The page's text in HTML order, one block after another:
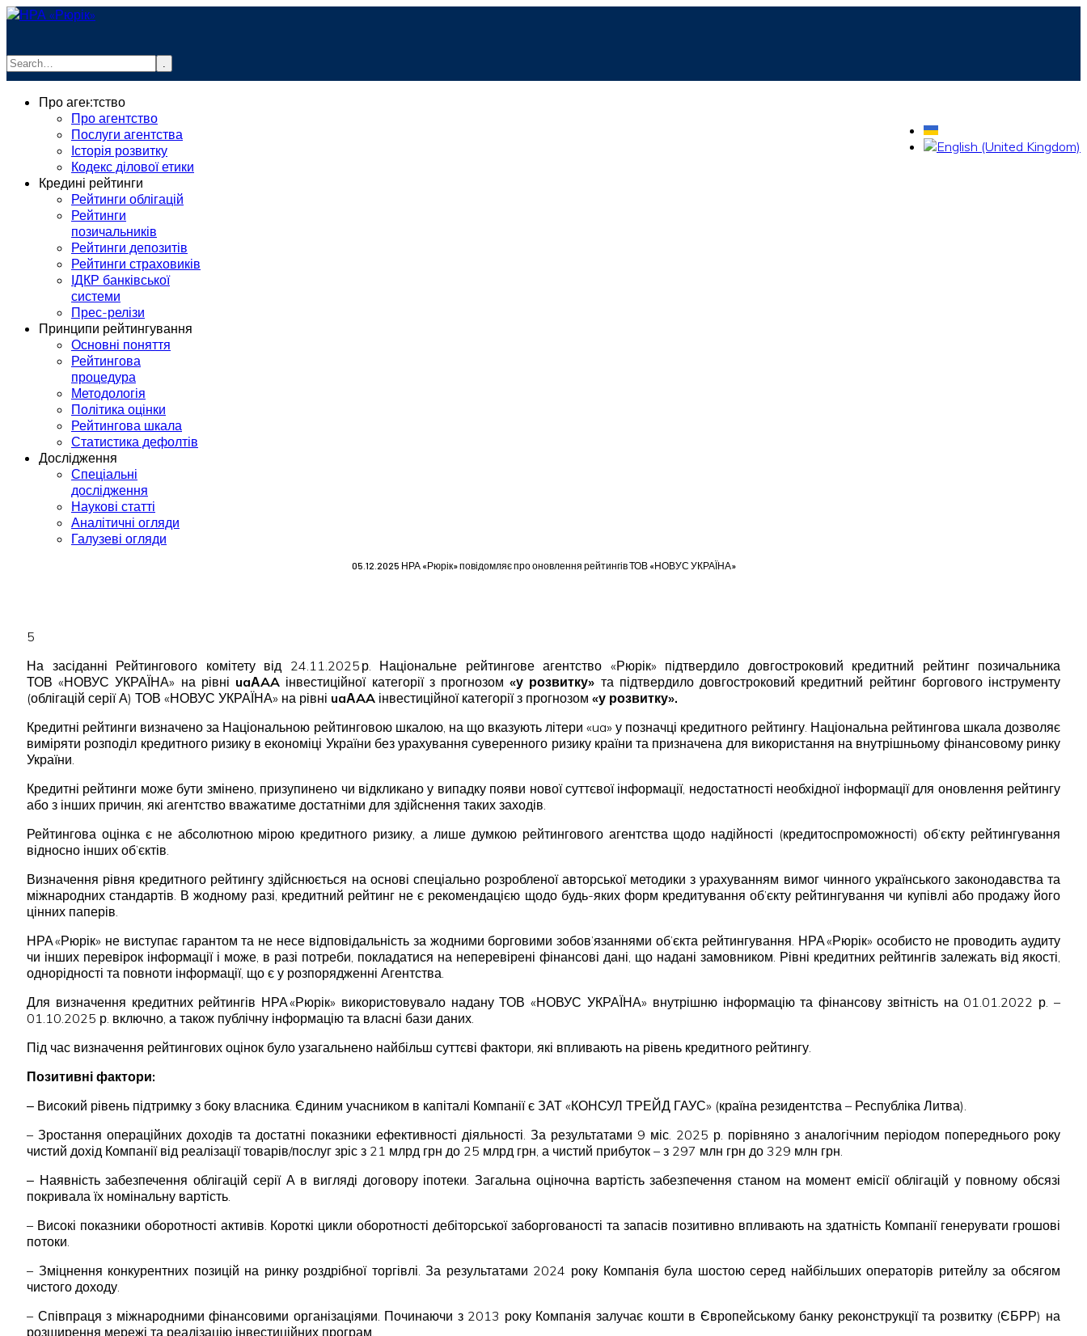
.
info@rurik.com.ua
Про агентство
Про агентство
Послуги агентства
Історія розвитку
Кодекс ділової етики
Кредині рейтинги
Рейтинги облігацій
Рейтинги
позичальників
Рейтинги депозитів
Рейтинги страховиків
ІДКР банківської
системи
Прес-релізи
Принципи рейтингування
Основні поняття
Рейтингова
процедура
Методологія
Політика оцінки
Рейтингова шкала
Статистика дефолтів
Дослідження
Спеціальні
дослідження
Наукові статті
Аналітичні огляди
Галузеві огляди
05.12.2025 НРА «Рюрік» повідомляє про оновлення рейтингів ТОВ «НОВУС УКРАЇНА»
5
На засіданні Рейтингового комітету від 24.11.2025 р. Національне рейтингове агентство «Рюрік» підтвердило довгостроковий кредитний рейтинг позичальника
ТОВ «НОВУС УКРАЇНА» на рівні uaАAA інвестиційної категорії з прогнозом«у розвитку» та підтвердило довгостроковий кредитний рейтинг боргового інструменту
(облігацій серії А) ТОВ «НОВУС УКРАЇНА» на рівні uaАAA інвестиційної категорії з прогнозом «у розвитку».
Кредитні рейтинги визначено за Національною рейтинговою шкалою, на що вказують літери «ua» у позначці кредитного рейтингу. Національна рейтингова шкала дозволяє
виміряти розподіл кредитного ризику в економіці України без урахування суверенного ризику країни та призначена для використання на внутрішньому фінансовому ринку
України.
Кредитні рейтинги може бути змінено, призупинено чи відкликано у випадку появи нової суттєвої інформації, недостатності необхідної інформації для оновлення рейтингу
або з інших причин, які агентство вважатиме достатніми для здійснення таких заходів.
Рейтингова оцінка є не абсолютною мірою кредитного ризику, а лише думкою рейтингового агентства щодо надійності (кредитоспроможності) об’єкту рейтингування
відносно інших об’єктів.
Визначення рівня кредитного рейтингу здійснюється на основі спеціально розробленої авторської методики з урахуванням вимог чинного українського законодавства та
міжнародних стандартів. В жодному разі, кредитний рейтинг не є рекомендацією щодо будь-яких форм кредитування об’єкту рейтингування чи купівлі або продажу його
цінних паперів.
НРА «Рюрік» не виступає гарантом та не несе відповідальність за жодними борговими зобов’язаннями об’єкта рейтингування. НРА «Рюрік» особисто не проводить аудиту
чи інших перевірок інформації і може, в разі потреби, покладатися на неперевірені фінансові дані, що надані замовником. Рівні кредитних рейтингів залежать від якості,
однорідності та повноти інформації, що є у розпорядженні Агентства.
Для визначення кредитних рейтингів НРА «Рюрік» використовувало надану ТОВ «НОВУС УКРАЇНА» внутрішню інформацію та фінансову звітність на 01.01.2022 р. –
01.10.2025 р. включно, а також публічну інформацію та власні бази даних.
Під час визначення рейтингових оцінок було узагальнено найбільш суттєві фактори, які впливають на рівень кредитного рейтингу.
Позитивні фактори:
‒ Високий рівень підтримку з боку власника. Єдиним учасником в капіталі Компанії є ЗАТ «КОНСУЛ ТРЕЙД ГАУС» (країна резидентства – Республіка Литва).
– Зростання операційних доходів та достатні показники ефективності діяльності. За результатами 9 міс. 2025 р. порівняно з аналогічним періодом попереднього року
чистий дохід Компанії від реалізації товарів/послуг зріс з 21 млрд грн до 25 млрд грн, а чистий прибуток – з 297 млн грн до 329 млн грн.
‒ Наявність забезпечення облігацій серії А в вигляді договору іпотеки. Загальна оціночна вартість забезпечення станом на момент емісії облігацій у повному обсязі
покривала їх номінальну вартість.
– Високі показники оборотності активів. Короткі цикли оборотності дебіторської заборгованості та запасів позитивно впливають на здатність Компанії генерувати грошові
потоки.
– Зміцнення конкурентних позицій на ринку роздрібної торгівлі. За результатами 2024 року Компанія була шостою серед найбільших операторів ритейлу за обсягом
чистого доходу.
– Співпраця з міжнародними фінансовими організаціями. Починаючи з 2013 року Компанія залучає кошти в Європейському банку реконструкції та розвитку (ЄБРР) на
розширення мережі та реалізацію інвестиційних програм.